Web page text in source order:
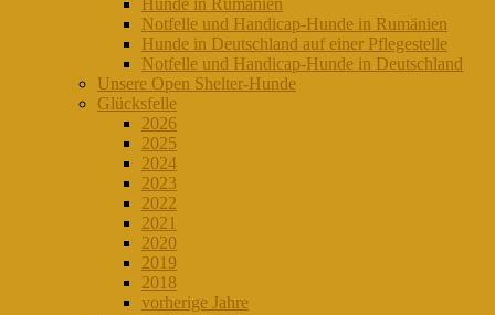
Hunde in Rumänien
Notfelle und Handicap-Hunde in Rumänien
Hunde in Deutschland auf einer Pflegestelle
Notfelle und Handicap-Hunde in Deutschland
Unsere Open Shelter-Hunde
Glücksfelle
2026
2025
2024
2023
2022
2021
2020
2019
2018
vorherige Jahre